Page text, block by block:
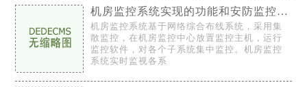
机房监控系统实现的功能和安防监控设备的运行状态
机房监控系统基于网络综合布线系统，采用集
散监控，在机房监控中心放置监控主机，运行
监控软件，对各个子系统集中监控。机房监控
系统实时监视各系